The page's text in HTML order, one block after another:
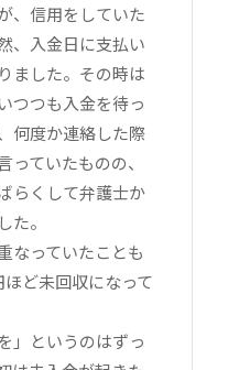
、信用をしていた
、入金日に支払い
ました。その時は
つつも入金を待っ
何度か連絡した際
っていたものの、
らくして弁護士か
た。
なっていたことも
ど未回収になって
」というのはずっ